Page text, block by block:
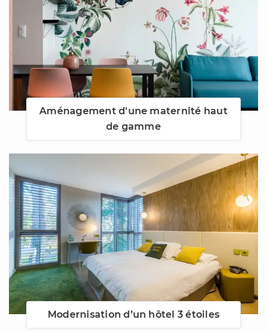
Aménagement d'une maternité haut
de gamme
Modernisation d’un hôtel 3 étoiles